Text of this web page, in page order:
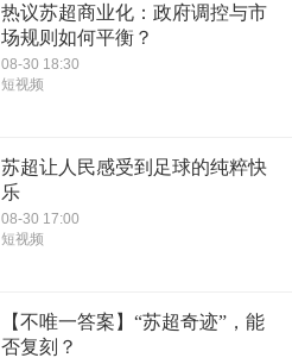
热议苏超商业化：政府调控与市
场规则如何平衡？
08-30 18:30
短视频
苏超让人民感受到足球的纯粹快
乐
08-30 17:00
短视频
【不唯一答案】“苏超奇迹”，能
否复刻？